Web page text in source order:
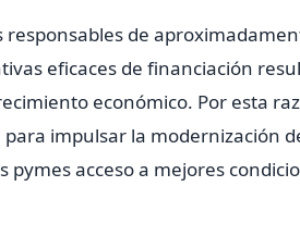
responsables de
eficaces de financiación
económico. Por esta
impulsar la modernización
pymes acceso a mejores